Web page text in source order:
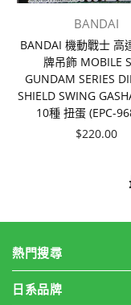
BANDAI
BANDAI 機動戰士 高
牌吊飾 MOBILE
GUNDAM SERIES
SHIELD SWING
10種 扭蛋 (EPC-
價
$220.00
熱門搜尋
日系品牌